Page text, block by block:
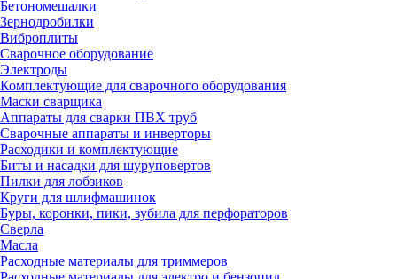
Бетономешалки
Зернодробилки
Виброплиты
Сварочное оборудование
Электроды
Комплектующие для сварочного оборудования
Маски сварщика
Аппараты для сварки ПВХ труб
Сварочные аппараты и инверторы
Расходики и комплектующие
Биты и насадки для шуруповертов
Пилки для лобзиков
Круги для шлифмашинок
Буры, коронки, пики, зубила для перфораторов
Сверла
Масла
Расходные материалы для триммеров